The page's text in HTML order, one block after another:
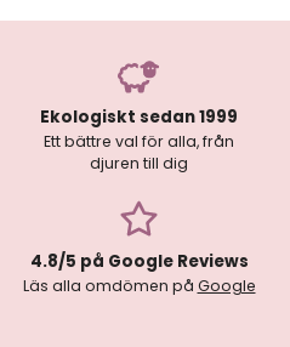
Ekologiskt sedan 1999
Ett bättre val för alla, från
djuren till dig
4.8/5 på Google Reviews
Läs alla omdömen på Google